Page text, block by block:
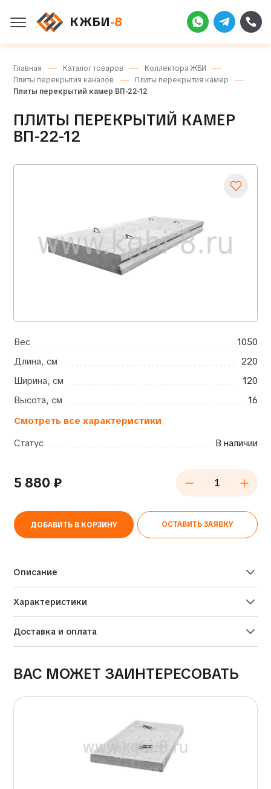
КЖБИ-8
Главная Каталог товаров
Коллектора ЖБИ
Плиты перекрытия каналов
Плиты перекрытия камер
Плиты перекрытий камер ВП-22-12
ПЛИТЫ ПЕРЕКРЫТИЙ КАМЕР
ВП-22-12
Вес
1050
Длина, см
220
Ширина, см
120
Высота, см
16
Смотреть все характеристики
Статус
В наличии
5 880 ₽
ДОБАВИТЬ В КОРЗИНУ ОСТАВИТЬ ЗАЯВКУ
Описание
Характеристики
Доставка и оплата
ВАС МОЖЕТ ЗАИНТЕРЕСОВАТЬ